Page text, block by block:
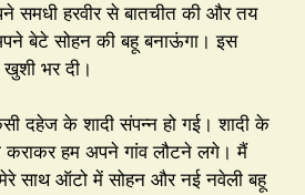
समधी हरवीर से बातचीत की और तय
बेटे सोहन की बहू बनाऊंगा। इस
खुशी भर दी।
दहेज के शादी संपन्न हो गई। शादी के
कराकर हम अपने गांव लौटने लगे। मैं
साथ ऑटो में सोहन और नई नवेली बहू